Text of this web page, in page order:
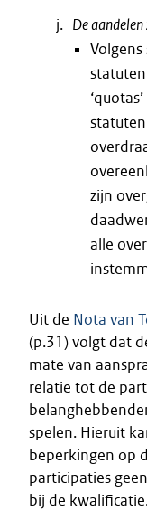
De
zijn
alle
Uit de Nota van
(p.31) volgt dat
mate van
relatie tot de
spelen. Hieruit
beperkingen op
participaties
bij de